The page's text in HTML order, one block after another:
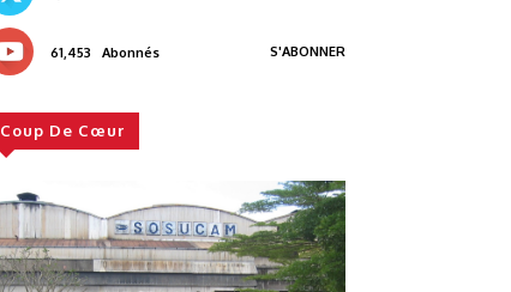
61,453 Abonnés S'ABONNER
Coup De Cœur